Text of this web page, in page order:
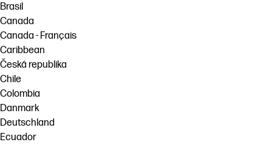
Brasil
Canada
Canada - Français
Caribbean
Česká republika
Chile
Colombia
Danmark
Deutschland
Ecuador